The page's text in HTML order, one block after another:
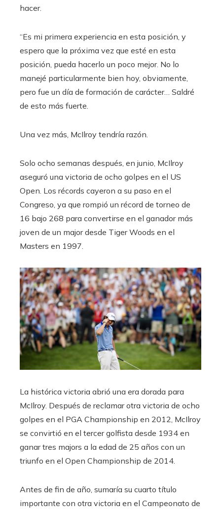
hacer.
“Es mi primera experiencia en esta posición, y
espero que la próxima vez que esté en esta
posición, pueda hacerlo un poco mejor. No lo
manejé particularmente bien hoy, obviamente,
pero fue un día de formación de carácter… Saldré
de esto más fuerte.
Una vez más, McIlroy tendría razón.
Solo ocho semanas después, en junio, McIlroy
aseguró una victoria de ocho golpes en el US
Open. Los récords cayeron a su paso en el
Congreso, ya que rompió un récord de torneo de
16 bajo 268 para convertirse en el ganador más
joven de un major desde Tiger Woods en el
Masters en 1997.
La histórica victoria abrió una era dorada para
McIlroy. Después de reclamar otra victoria de ocho
golpes en el PGA Championship en 2012, McIlroy
se convirtió en el tercer golfista desde 1934 en
ganar tres majors a la edad de 25 años con un
triunfo en el Open Championship de 2014.
Antes de fin de año, sumaría su cuarto título
importante con otra victoria en el Campeonato de